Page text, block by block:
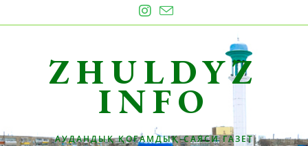
to
ZHULDYZ
INFO
АУДАНДЫҚ ҚОҒАМДЫҚ-САЯСИ ГАЗЕТ